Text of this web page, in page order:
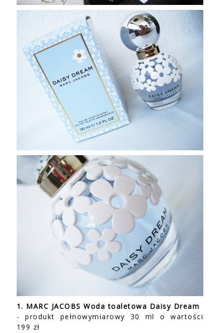
1. MARC JACOBS Woda toaletowa Daisy Dream
- produkt pełnowymiarowy 30 ml o wartości
199 zł